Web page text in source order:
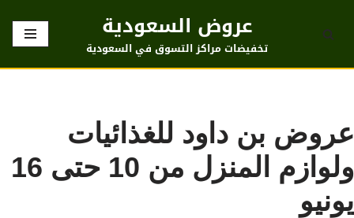
تخطى
عروض السعودية
تخفيضات مراكز التسوق في السعودية
عروض بن داود للغذائيات
ولوازم المنزل من 10 حتى 16
يونيو